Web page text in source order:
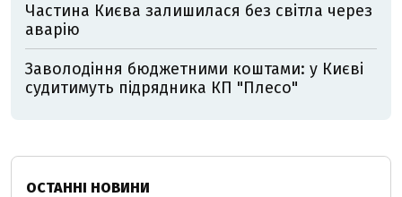
Частина Києва залишилася без світла через
аварію
Заволодіння бюджетними коштами: у Києві
судитимуть підрядника КП "Плесо"
ОСТАННІ НОВИНИ